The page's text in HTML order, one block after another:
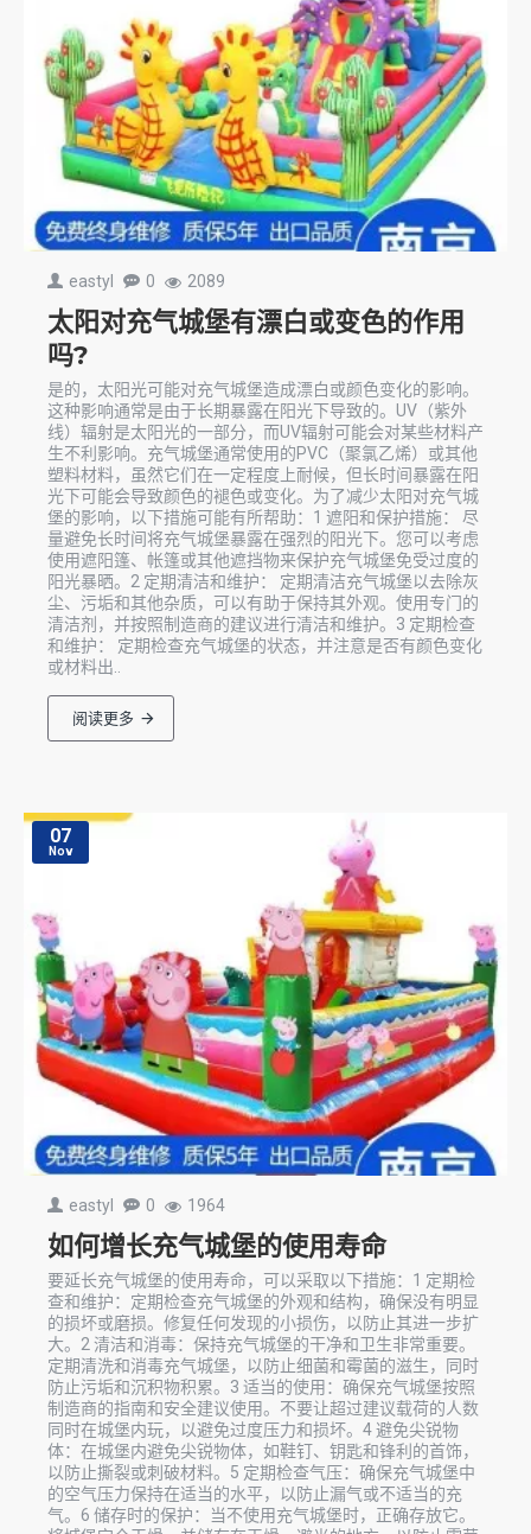
eastyl 0 2089
太阳对充气城堡有漂白或变色的作用
吗?
是的，太阳光可能对充气城堡造成漂白或颜色变化的影响。
这种影响通常是由于长期暴露在阳光下导致的。UV（紫外
线）辐射是太阳光的一部分，而UV辐射可能会对某些材料产
生不利影响。充气城堡通常使用的PVC（聚氯乙烯）或其他
塑料材料，虽然它们在一定程度上耐候，但长时间暴露在阳
光下可能会导致颜色的褪色或变化。为了减少太阳对充气城
堡的影响，以下措施可能有所帮助：1 遮阳和保护措施： 尽
量避免长时间将充气城堡暴露在强烈的阳光下。您可以考虑
使用遮阳篷、帐篷或其他遮挡物来保护充气城堡免受过度的
阳光暴晒。2 定期清洁和维护： 定期清洁充气城堡以去除灰
尘、污垢和其他杂质，可以有助于保持其外观。使用专门的
清洁剂，并按照制造商的建议进行清洁和维护。3 定期检查
和维护： 定期检查充气城堡的状态，并注意是否有颜色变化
或材料出..
阅读更多
07
Nov
eastyl 0 1964
如何增长充气城堡的使用寿命
要延长充气城堡的使用寿命，可以采取以下措施：1 定期检
查和维护：定期检查充气城堡的外观和结构，确保没有明显
的损坏或磨损。修复任何发现的小损伤，以防止其进一步扩
大。2 清洁和消毒：保持充气城堡的干净和卫生非常重要。
定期清洗和消毒充气城堡，以防止细菌和霉菌的滋生，同时
防止污垢和沉积物积累。3 适当的使用：确保充气城堡按照
制造商的指南和安全建议使用。不要让超过建议载荷的人数
同时在城堡内玩，以避免过度压力和损坏。4 避免尖锐物
体：在城堡内避免尖锐物体，如鞋钉、钥匙和锋利的首饰，
以防止撕裂或刺破材料。5 定期检查气压：确保充气城堡中
的空气压力保持在适当的水平，以防止漏气或不适当的充
气。6 储存时的保护：当不使用充气城堡时，正确存放它。